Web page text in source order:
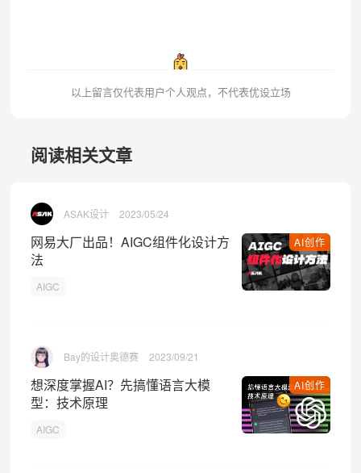
以上留言仅代表用户个人观点，不代表优设立场
阅读相关文章
ASAK设计 2023/05/24
AI创作
网易大厂出品！AIGC组件化设计方
法
AIGC
Bay的设计奥德赛 2023/09/21
AI创作
想深度掌握AI？先搞懂语言大模
型：技术原理
AIGC